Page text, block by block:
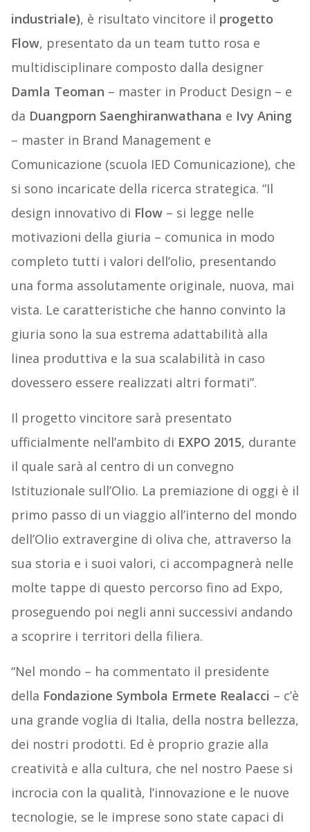
industriale), è risultato vincitore il progetto
Flow, presentato da un team tutto rosa e
multidisciplinare composto dalla designer
Damla Teoman – master in Product Design – e
da Duangporn Saenghiranwathana e Ivy Aning
– master in Brand Management e
Comunicazione (scuola IED Comunicazione), che
si sono incaricate della ricerca strategica. “Il
design innovativo di Flow– si legge nelle
motivazioni della giuria – comunica in modo
completo tutti i valori dell’olio, presentando
una forma assolutamente originale, nuova, mai
vista. Le caratteristiche che hanno convinto la
giuria sono la sua estrema adattabilità alla
linea produttiva e la sua scalabilità in caso
dovessero essere realizzati altri formati”.
Il progetto vincitore sarà presentato
ufficialmente nell’ambito di EXPO 2015, durante
il quale sarà al centro di un convegno
Istituzionale sull’Olio. La premiazione di oggi è il
primo passo di un viaggio all’interno del mondo
dell’Olio extravergine di oliva che, attraverso la
sua storia e i suoi valori, ci accompagnerà nelle
molte tappe di questo percorso fino ad Expo,
proseguendo poi negli anni successivi andando
a scoprire i territori della filiera.
“Nel mondo – ha commentato il presidente
della Fondazione Symbola Ermete Realacci – c’è
una grande voglia di Italia, della nostra bellezza,
dei nostri prodotti. Ed è proprio grazie alla
creatività e alla cultura, che nel nostro Paese si
incrocia con la qualità, l’innovazione e le nuove
tecnologie, se le imprese sono state capaci di